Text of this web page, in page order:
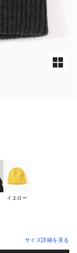
イエロー
サイズ詳細を見る